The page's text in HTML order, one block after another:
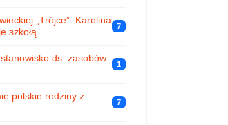
„Trójce”. Karolina
szkołą
7
ds. zasobów
1
polskie rodziny z
7